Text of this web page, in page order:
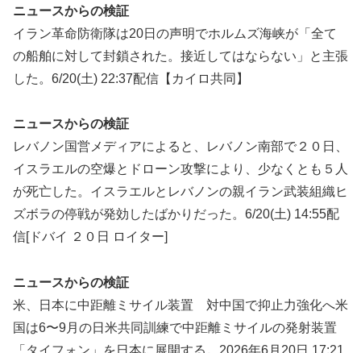
ニュースからの検証
イラン革命防衛隊は20日の声明でホルムズ海峡が「全て
の船舶に対して封鎖された。接近してはならない」と主張
した。6/20(土) 22:37配信【カイロ共同】
ニュースからの検証
レバノン国営メディア‌によると、レバノ⁠ン南部で２０日、
イスラエルの空爆とドロー​ン攻撃により、少な‌くとも５人
が死亡した。イスラエルとレ‌バノンの‌親イラン武装​組織ヒ
ズボラの停戦が‌発効したばかりだった。6/20(土) 14:55配
信[ドバイ ２０日 ロイター]
ニュースからの検証
米、日本に中距離ミサイル装置 対中国で抑止力強化へ米
国は6〜9月の日米共同訓練で中距離ミサイルの発射装置